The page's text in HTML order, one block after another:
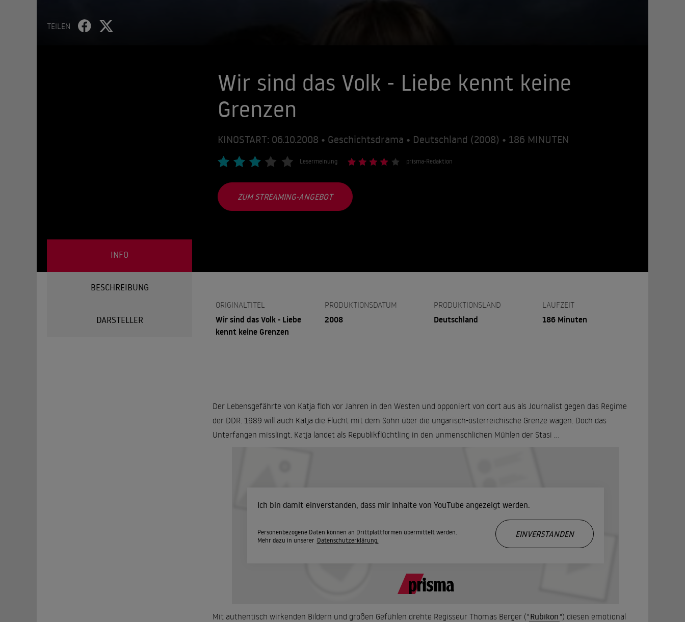
TEILEN
Wir sind das Volk - Liebe kennt keine
Grenzen
KINOSTART: 06.10.2008 • Geschichtsdrama • Deutschland (2008) • 186 MINUTEN
Lesermeinung prisma-Redaktion
ZUM STREAMING-ANGEBOT
INFO
BESCHREIBUNG
DARSTELLER
ORIGINALTITEL
Wir sind das Volk - Liebe
kennt keine Grenzen
PRODUKTIONSDATUM
2008
PRODUKTIONSLAND
Deutschland
LAUFZEIT
186 Minuten
Der Lebensgefährte von Katja floh vor Jahren in den Westen und opponiert von dort aus als Journalist gegen das Regime
der DDR. 1989 will auch Katja die Flucht mit dem Sohn über die ungarisch-österreichische Grenze wagen. Doch das
Unterfangen misslingt. Katja landet als Republikflüchtling in den unmenschlichen Mühlen der Stasi ...
Ich bin damit einverstanden, dass mir Inhalte von YouTube angezeigt werden.
Personenbezogene Daten können an Drittplattformen übermittelt werden.
Mehr dazu in unserer Datenschutzerklärung.
EINVERSTANDEN
Mit authentisch wirkenden Bildern und großen Gefühlen drehte Regisseur Thomas Berger (" Rubikon ") diesen emotional